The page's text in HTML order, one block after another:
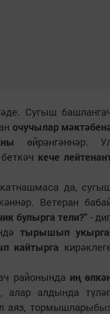
Сугыш
очучылар
өйрәнгәннәр.
кече
да,
Ветеран
булырга тели?" -
тырышып
кайтырга
районында иң
алар алдында
аяз,